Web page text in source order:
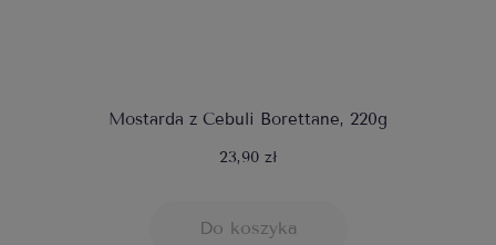
Mostarda z Cebuli Borettane, 220g
23,90 zł
Do koszyka